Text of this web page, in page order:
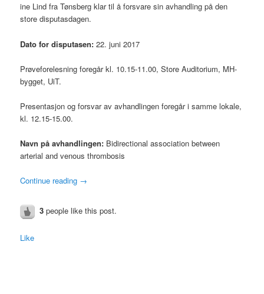
ine Lind fra Tønsberg klar til å forsvare sin avhandling på den
store disputasdagen.
Dato for disputasen: 22. juni 2017
Prøveforelesning foregår kl. 10.15-11.00, Store Auditorium, MH-
bygget, UiT.
Presentasjon og forsvar av avhandlingen foregår i samme lokale,
kl. 12.15-15.00.
Navn på avhandlingen: Bidirectional association between
arterial and venous thrombosis
Continue reading →
3 people like this post.
Like